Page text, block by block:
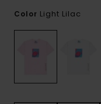
Color Light Lilac